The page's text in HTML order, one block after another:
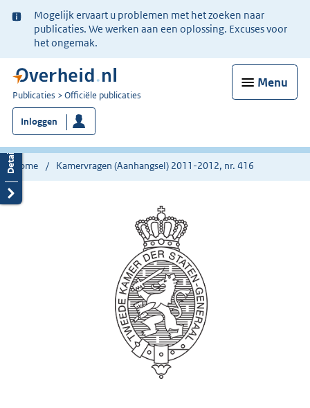
Ter
informatie:
Mogelijk ervaart u problemen met het zoeken naar
publicaties. We werken aan een oplossing. Excuses voor
het ongemak.
Menu
U
bent
nu
hier:
Publicaties Officiële publicaties
Inloggen
Home Kamervragen (Aanhangsel) 2011-2012, nr. 416